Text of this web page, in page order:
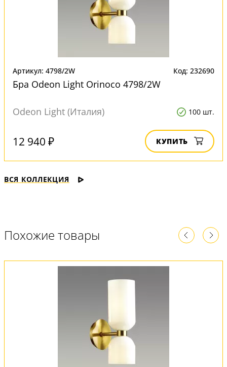
Артикул: 4798/2W Код: 232690
Бра Odeon Light Orinoco 4798/2W
Odeon Light (Италия) 100 шт.
12 940 ₽ КУПИТЬ
ВСЯ КОЛЛЕКЦИЯ
Похожие товары